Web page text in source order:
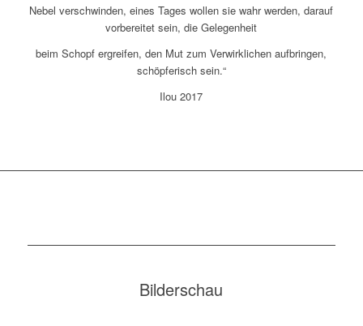
Nebel verschwinden, eines Tages wollen sie wahr werden, darauf
vorbereitet sein, die Gelegenheit
beim Schopf ergreifen, den Mut zum Verwirklichen aufbringen,
schöpferisch sein.“
Ilou 2017
Bilderschau